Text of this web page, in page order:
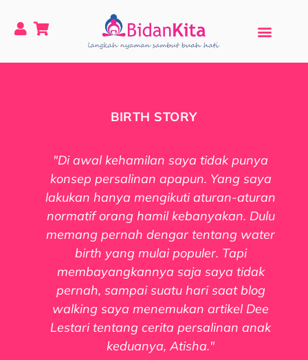
BIRTH STORY
"Di awal kehamilan saya tidak punya
konsep persalinan apapun. Yang saya
lakukan hanya mengikuti aturan-aturan
normatif orang hamil kebanyakan. Dulu
memang pernah dengar tentang water
birth yang mulai populer. Tapi
membayangkannya saja saya tidak
pernah, sampai suatu hari saat blog
walking saya menemukan artikel Dee
Lestari tentang cerita persalinan anak
keduanya, Atisha."